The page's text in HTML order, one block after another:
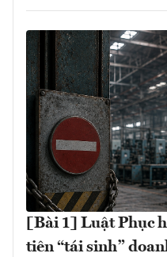
[Bài 1] Luật Phục
tiên “tái sinh”